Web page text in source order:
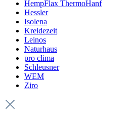
HempFlax ThermoHanf
Hessler
Isolena
Kreidezeit
Leinos
Naturhaus
pro clima
Schleusner
WEM
Ziro